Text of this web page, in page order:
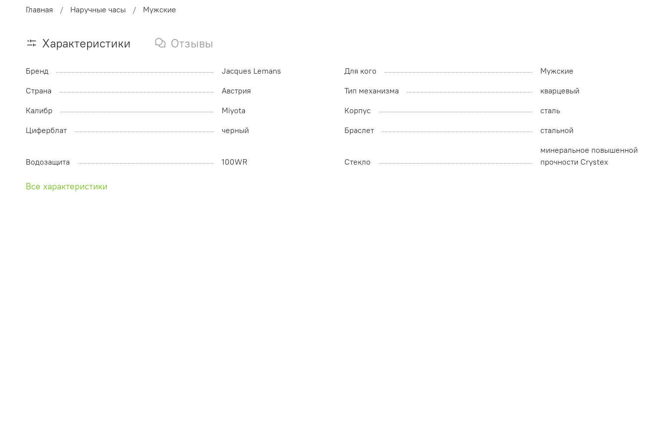
Главная Наручные часы Мужские
Характеристики Отзывы
Бренд Jacques Lemans Для кого
Мужские
Страна
Австрия Тип механизма
кварцевый
Калибр
Miyota Корпус
сталь
Циферблат
черный Браслет стальной
Водозащита 100WR Стекло
минеральное повышенной
прочности Crystex
Все характеристики